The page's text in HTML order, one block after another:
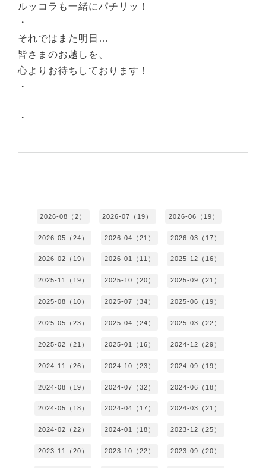
ルッコラも一緒にパチリッ！
・
それではまた明日…
皆さまのお越しを、
心よりお待ちしております！
・
・
2026-08（2） 2026-07（19） 2026-06（19）
2026-05（24） 2026-04（21） 2026-03（17）
2026-02（19） 2026-01（11） 2025-12（16）
2025-11（19） 2025-10（20） 2025-09（21）
2025-08（10） 2025-07（34） 2025-06（19）
2025-05（23） 2025-04（24） 2025-03（22）
2025-02（21） 2025-01（16） 2024-12（29）
2024-11（26） 2024-10（23） 2024-09（19）
2024-08（19） 2024-07（32） 2024-06（18）
2024-05（18） 2024-04（17） 2024-03（21）
2024-02（22） 2024-01（18） 2023-12（25）
2023-11（20） 2023-10（22） 2023-09（20）